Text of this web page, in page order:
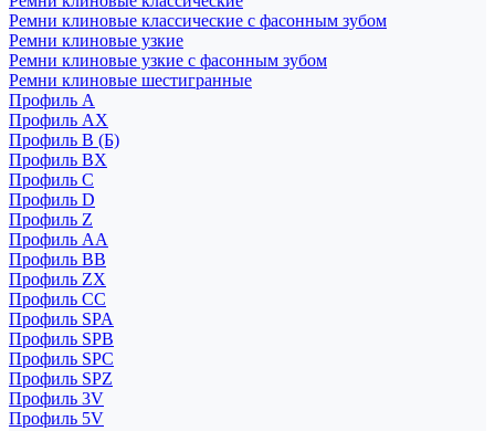
Ремни клиновые классические с фасонным зубом
Ремни клиновые узкие
Ремни клиновые узкие с фасонным зубом
Ремни клиновые шестигранные
Профиль A
Профиль AX
Профиль B (Б)
Профиль BX
Профиль C
Профиль D
Профиль Z
Профиль АА
Профиль BB
Профиль ZX
Профиль CC
Профиль SPA
Профиль SPB
Профиль SPC
Профиль SPZ
Профиль 3V
Профиль 5V